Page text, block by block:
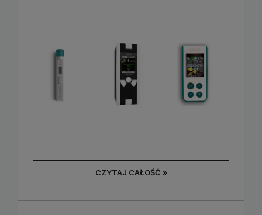
CZYTAJ CAŁOŚĆ »